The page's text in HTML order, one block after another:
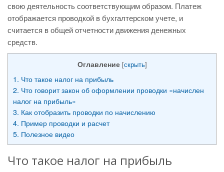
свою деятельность соответствующим образом. Платеж
отображается проводкой в бухгалтерском учете, и
считается в общей отчетности движения денежных
средств.
Оглавление [скрыть]
1. Что такое налог на прибыль
2. Что говорит закон об оформлении проводки «начислен
налог на прибыль»
3. Как отобразить проводки по начислению
4. Пример проводки и расчет
5. Полезное видео
Что такое налог на прибыль